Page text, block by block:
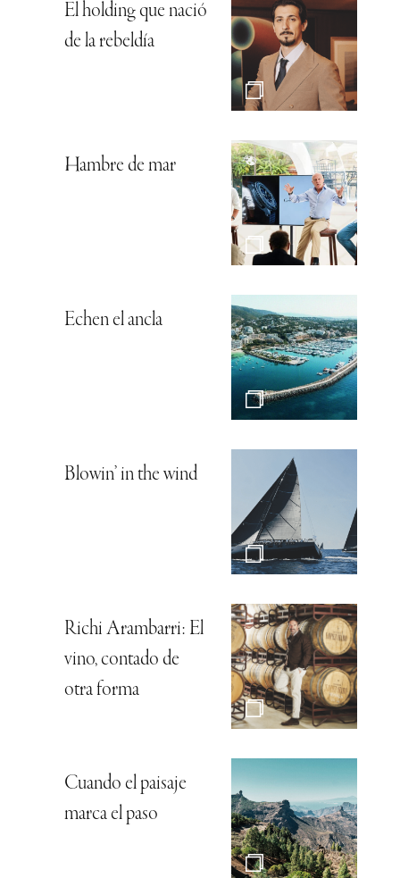
El holding que nació
de la rebeldía
Hambre de mar
Echen el ancla
Blowin’ in the wind
Richi Arambarri: El
vino, contado de
otra forma
Cuando el paisaje
marca el paso